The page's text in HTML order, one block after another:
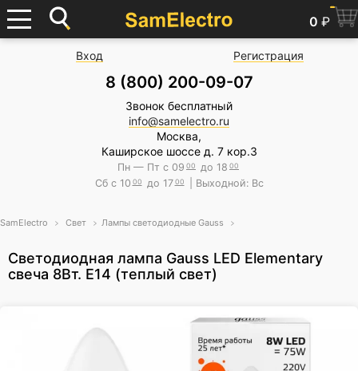
0 ₽
Вход Регистрация
8 (800) 200-09-07
Звонок бесплатный
info@samelectro.ru
Москва,
Каширское шоссе д. 7 кор.3
Пн — Пт с 09 00 до 18 00
Сб с 10 00 до 17 00 | Выходной: Вс
SamElectro Свет Лампы светодиодные Gauss
Светодиодная лампа Gauss LED Elementary
свеча 8Вт. Е14 (теплый свет)